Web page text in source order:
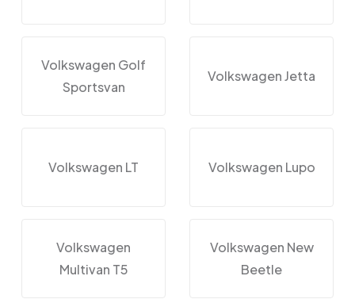
Volkswagen Golf
Sportsvan
Volkswagen Jetta
Volkswagen LT Volkswagen Lupo
Volkswagen
Multivan T5
Volkswagen New
Beetle